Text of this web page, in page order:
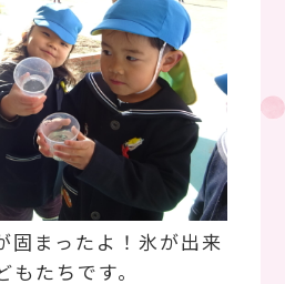
固まったよ！氷が出来
たちです。